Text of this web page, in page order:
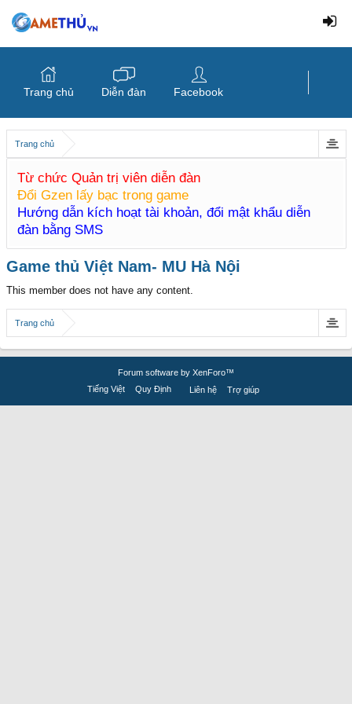
Trang chủ
Từ chức Quản trị viên diễn đàn
Đổi Gzen lấy bạc trong game
Hướng dẫn kích hoạt tài khoản, đổi mật khẩu diễn
đàn bằng SMS
Game thủ Việt Nam- MU Hà Nội
This member does not have any content.
Trang chủ
Trang chủ Diễn đàn Facebook
Forum software by XenForo™
Tiếng Việt
Quy Định Liên hệ Trợ giúp